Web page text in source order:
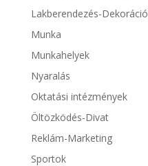
Lakberendezés-Dekoráció
Munka
Munkahelyek
Nyaralás
Oktatási intézmények
Öltözködés-Divat
Reklám-Marketing
Sportok